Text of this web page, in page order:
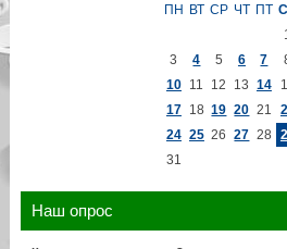
ПН ВТ СР ЧТ ПТ
1
3
4 5 6 7
10 11 12 13 14
17 18 19 20 21
24 25 26 27 28
31
Наш опрос